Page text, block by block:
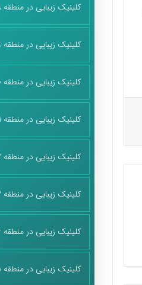
کلینیک زیبایی در منطقه 8
کلینیک زیبایی در منطقه 9
کلینیک زیبایی در منطقه 10
کلینیک زیبایی در منطقه 11
کلینیک زیبایی در منطقه 12
کلینیک زیبایی در منطقه 13
کلینیک زیبایی در منطقه 14
کلینیک زیبایی در منطقه 15